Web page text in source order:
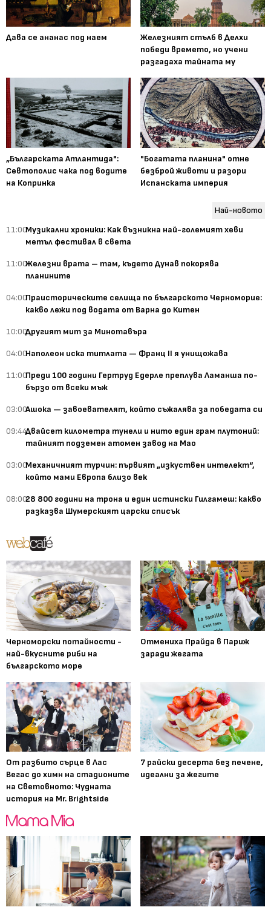
Дава се ананас под наем
Железният стълб в Делхи
победи времето, но учени
разгадаха тайната му
„Българската Атлантида":
Севтополис чака под водите
на Копринка
"Богатата планина" отне
безброй животи и разори
Испанската империя
Най-новото
11:00Музикални хроники: Как възникна най-големият хеви
метъл фестивал в света
11:00Железни врата – там, където Дунав покорява
планините
04:00Праисторическите селища по българското Черноморие:
какво лежи под водата от Варна до Китен
10:00Другият мит за Минотавъра
04:00Наполеон иска титлата — Франц II я унищожава
11:00Преди 100 години Гертруд Едерле преплува Ламанша по-
бързо от всеки мъж
03:00Ашока — завоевателят, който съжалява за победата си
09:44Двайсет километра тунели и нито един грам плутоний:
тайният подземен атомен завод на Мао
03:00Механичният турчин: първият „изкуствен интелект“,
който мами Европа близо век
08:0028 800 години на трона и един истински Гилгамеш: какво
разказва Шумерският царски списък
Черноморски потайности -
най-вкусните риби на
българското море
Отмениха Прайда в Париж
заради жегата
От разбито сърце в Лас
Вегас до химн на стадионите
на Световното: Чудната
история на Mr. Brightside
7 райски десерта без печене,
идеални за жегите